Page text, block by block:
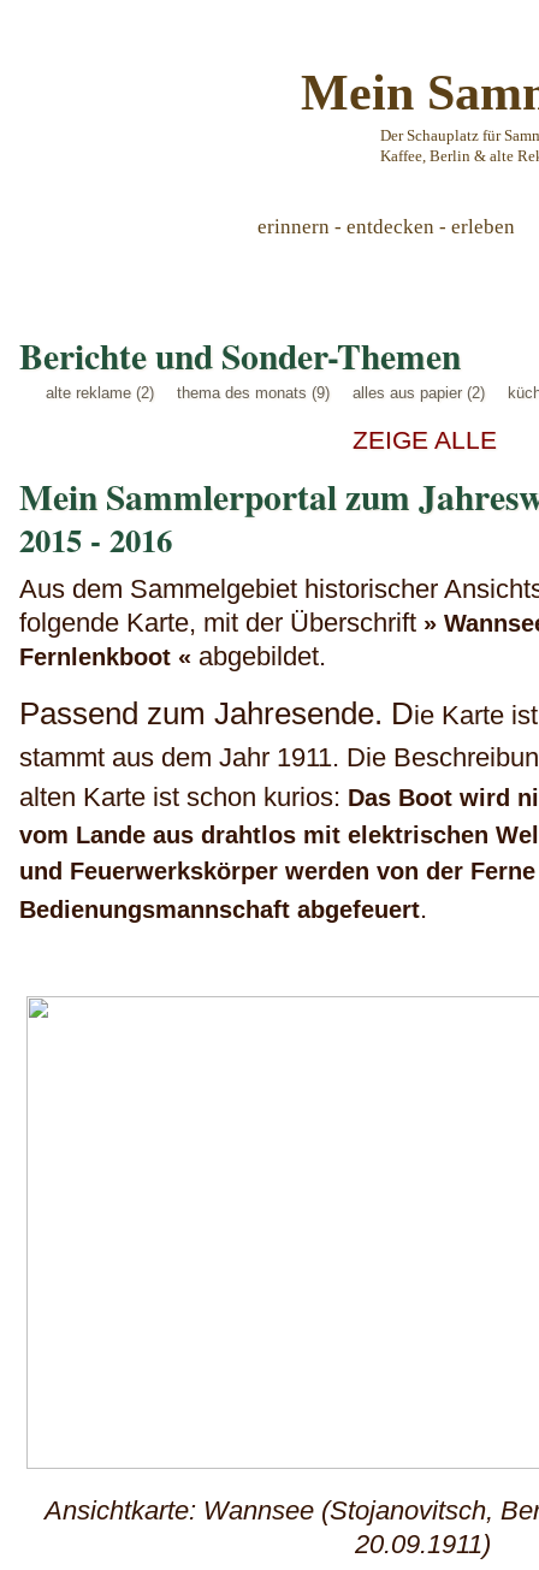
Mein
Der Schauplatz für
Kaffee, Berlin & alte
erinnern - entdecken - erleben
Berichte und Sonder-Themen
alte reklame (2) thema des monats (9) alles aus papier (2)
ZEIGE ALLE
Mein Sammlerportal zum
2015 - 2016
Aus dem Sammelgebiet historischer
folgende Karte, mit der Überschrift »
Fernlenkboot « abgebildet.
Passend zum Jahresende. Die Karte
stammt aus dem Jahr 1911. Die
alten Karte ist schon kurios: Das Boot wird
vom Lande aus drahtlos mit elektrischen
und Feuerwerkskörper werden von der
Bedienungsmannschaft abgefeuert.
Ansichtkarte: Wannsee (Stojanovitsch,
20.09.1911)